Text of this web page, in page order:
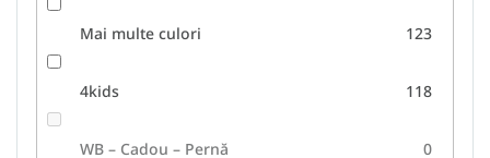
Mai multe culori 123
4kids 118
WB – Cadou – Pernă 0